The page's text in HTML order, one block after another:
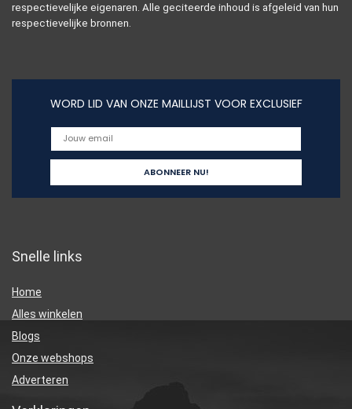
respectievelijke eigenaren. Alle geciteerde inhoud is afgeleid van hun
respectievelijke bronnen.
WORD LID VAN ONZE MAILLIJST VOOR EXCLUSIEF
Snelle links
Home
Alles winkelen
Blogs
Onze webshops
Adverteren